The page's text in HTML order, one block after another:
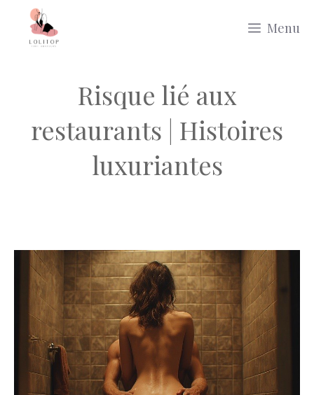
Menu
Risque lié aux
restaurants | Histoires
luxuriantes